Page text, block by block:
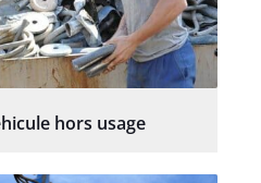
hors usage